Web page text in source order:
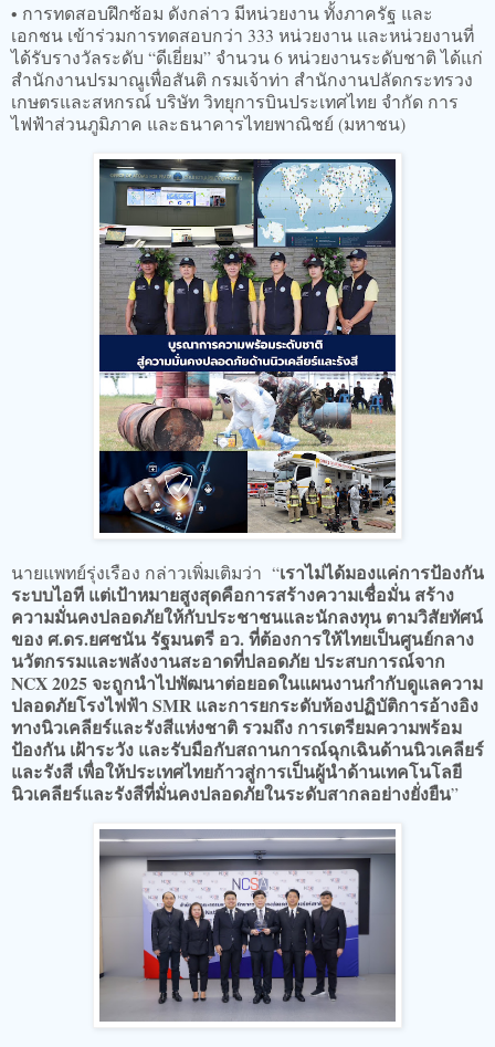
• การทดสอบฝึกซ้อม ดังกล่าว มีหน่วยงาน ทั้งภาครัฐ และ
เอกชน เข้าร่วมการทดสอบกว่า 333 หน่วยงาน และหน่วยงานที่
ได้รับรางวัลระดับ “ดีเยี่ยม” จำนวน 6 หน่วยงานระดับชาติ ได้แก่
สำนักงานปรมาณูเพื่อสันติ กรมเจ้าท่า สำนักงานปลัดกระทรวง
เกษตรและสหกรณ์ บริษัท วิทยุการบินประเทศไทย จำกัด การ
ไฟฟ้าส่วนภูมิภาค และธนาคารไทยพาณิชย์ (มหาชน)
นายแพทย์รุ่งเรือง กล่าวเพิ่มเติมว่า “เราไม่ได้มองแค่การป้องกัน
ระบบไอที แต่เป้าหมายสูงสุดคือการสร้างความเชื่อมั่น สร้าง
ความมั่นคงปลอดภัยให้กับประชาชนและนักลงทุน ตามวิสัยทัศน์
ของ ศ.ดร.ยศชนัน รัฐมนตรี อว. ที่ต้องการให้ไทยเป็นศูนย์กลาง
นวัตกรรมและพลังงานสะอาดที่ปลอดภัย ประสบการณ์จาก
NCX 2025 จะถูกนำไปพัฒนาต่อยอดในแผนงานกำกับดูแลความ
ปลอดภัยโรงไฟฟ้า SMR และการยกระดับห้องปฏิบัติการอ้างอิง
ทางนิวเคลียร์และรังสีแห่งชาติ รวมถึง การเตรียมความพร้อม
ป้องกัน เฝ้าระวัง และรับมือกับสถานการณ์ฉุกเฉินด้านนิวเคลียร์
และรังสี เพื่อให้ประเทศไทยก้าวสู่การเป็นผู้นำด้านเทคโนโลยี
นิวเคลียร์และรังสีที่มั่นคงปลอดภัยในระดับสากลอย่างยั่งยืน”